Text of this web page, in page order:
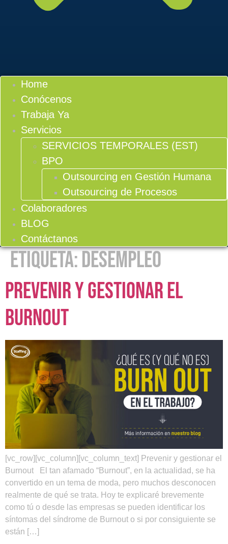
Home
Conócenos
Trabaja Ya
Servicios
SERVICIOS TEMPORALES (EST)
BPO
Outsourcing en Gestión Humana
Outsourcing de Procesos
Colaboradores
BLOG
Contáctanos
Etiqueta:desempleo
Prevenir y gestionar el
Burnout
[vc_row][vc_column][vc_column_text] Prevenir y gestionar el
Burnout El tan afamado “Burnout”, en la actualidad, se ha
convertido en un tema de moda, pero muchos desconocen
realmente de qué se trata. Hoy te explicaré brevemente
como tú o desde las empresas se pueden identificar los
síntomas del síndrome de Burnout o si por consiguiente se
están […]